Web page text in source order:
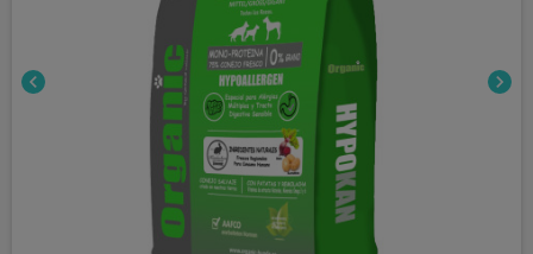
chevron_left chevron_right